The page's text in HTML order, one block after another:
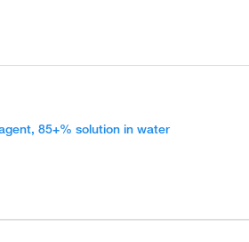
85+% solution in water